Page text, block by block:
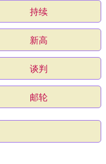
持续
新高
谈判
邮轮